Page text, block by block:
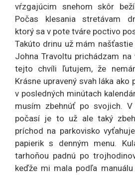
vŕzgajúcim snehom skôr
Počas klesania stretávam
ktorý sa v pote tváre poctivo
Takúto drinu už mám
Johna Travoltu prichádzam
tejto chvíli ľutujem, že
Krásne upravený svah láka ako
v posledných minútach
musím zbehnúť po svojich. V
počasí je to už ale taký
príchod na parkovisko
papierik s denným menu.
tarhoňou padnú po
keďže mi mala podľa